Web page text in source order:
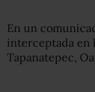
En un
interceptada en
Tapanatepec,